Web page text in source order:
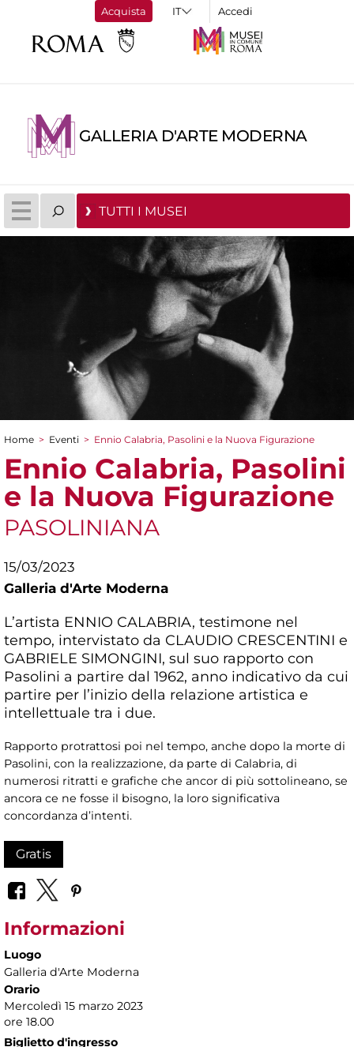
Acquista Accedi
GALLERIA D'ARTE MODERNA
TUTTI I MUSEI
Tu sei qui
Home > Eventi > Ennio Calabria, Pasolini e la Nuova Figurazione
Ennio Calabria, Pasolini
e la Nuova Figurazione
PASOLINIANA
15/03/2023
Galleria d'Arte Moderna
L’artista ENNIO CALABRIA, testimone nel
tempo, intervistato da CLAUDIO CRESCENTINI e
GABRIELE SIMONGINI, sul suo rapporto con
Pasolini a partire dal 1962, anno indicativo da cui
partire per l’inizio della relazione artistica e
intellettuale tra i due.
Rapporto protrattosi poi nel tempo, anche dopo la morte di
Pasolini, con la realizzazione, da parte di Calabria, di
numerosi ritratti e grafiche che ancor di più sottolineano, se
ancora ce ne fosse il bisogno, la loro significativa
concordanza d’intenti.
Gratis
Informazioni
Luogo
Galleria d'Arte Moderna
Orario
Mercoledì 15 marzo 2023
ore 18.00
Biglietto d'ingresso